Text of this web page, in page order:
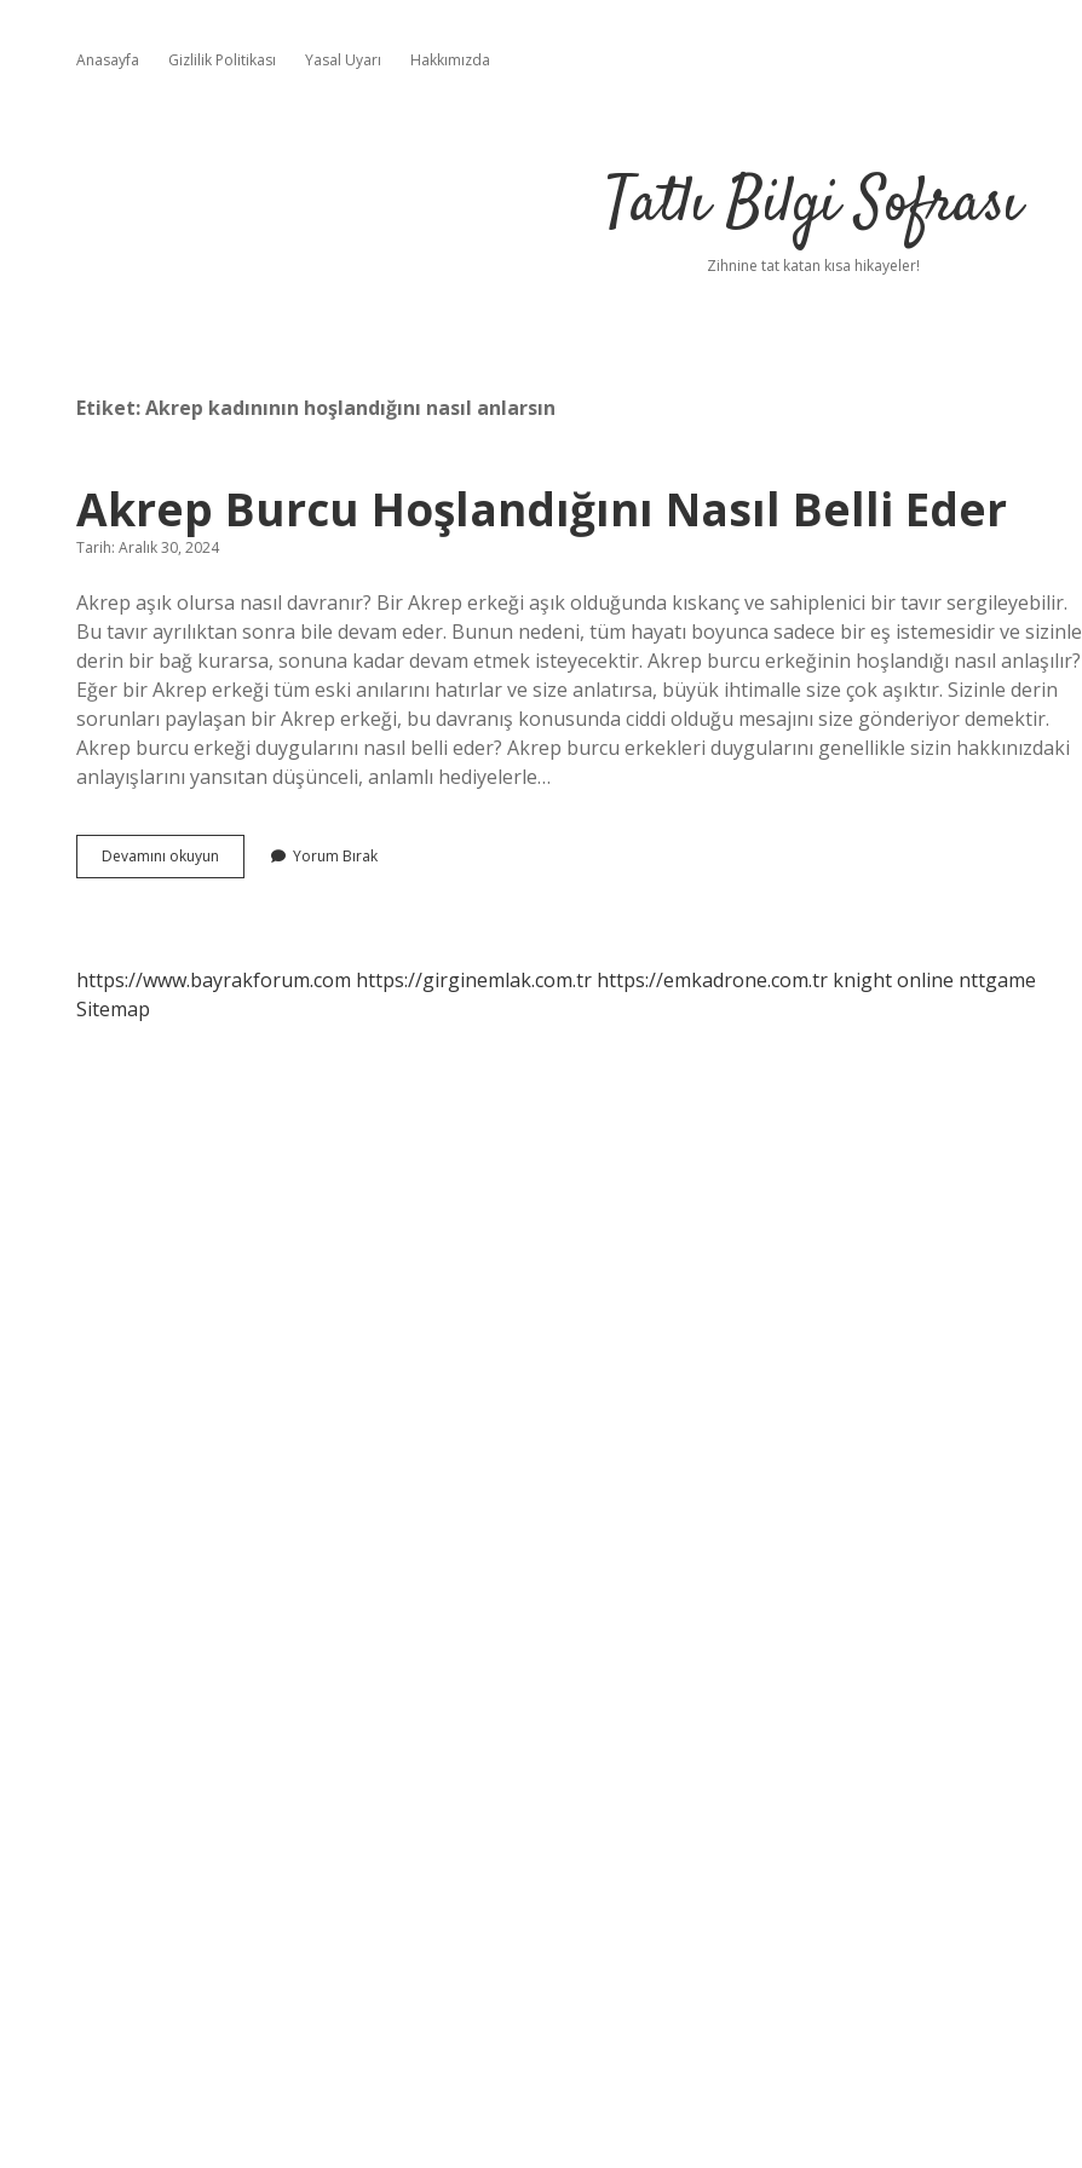
Anasayfa Gizlilik Politikası Yasal Uyarı Hakkımızda
Tatlı Bilgi Sofrası
Zihnine tat katan kısa hikayeler!
Etiket:Akrep kadınının hoşlandığını nasıl anlarsın
Akrep Burcu Hoşlandığını Nasıl Belli Eder
Tarih: Aralık 30, 2024
Akrep aşık olursa nasıl davranır? Bir Akrep erkeği aşık olduğunda kıskanç ve sahiplenici bir tavır sergileyebilir.
Bu tavır ayrılıktan sonra bile devam eder. Bunun nedeni, tüm hayatı boyunca sadece bir eş istemesidir ve sizinle
derin bir bağ kurarsa, sonuna kadar devam etmek isteyecektir. Akrep burcu erkeğinin hoşlandığı nasıl anlaşılır?
Eğer bir Akrep erkeği tüm eski anılarını hatırlar ve size anlatırsa, büyük ihtimalle size çok aşıktır. Sizinle derin
sorunları paylaşan bir Akrep erkeği, bu davranış konusunda ciddi olduğu mesajını size gönderiyor demektir.
Akrep burcu erkeği duygularını nasıl belli eder? Akrep burcu erkekleri duygularını genellikle sizin hakkınızdaki
anlayışlarını yansıtan düşünceli, anlamlı hediyelerle…
Devamını okuyun
Burcu
Yorum Bırak
https://www.bayrakforum.com https://girginemlak.com.tr https://emkadrone.com.tr knight online nttgame
Sitemap